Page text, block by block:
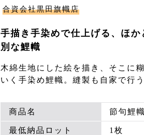
合資会社黒田旗幟店
手描き手染めで仕上げる、ほ
別な鯉幟
木綿生地にした絵を描き、そこに
いく手染め鯉幟。縫製も自家で行う
商品名 節句鯉幟
最低納品ロット 1枚